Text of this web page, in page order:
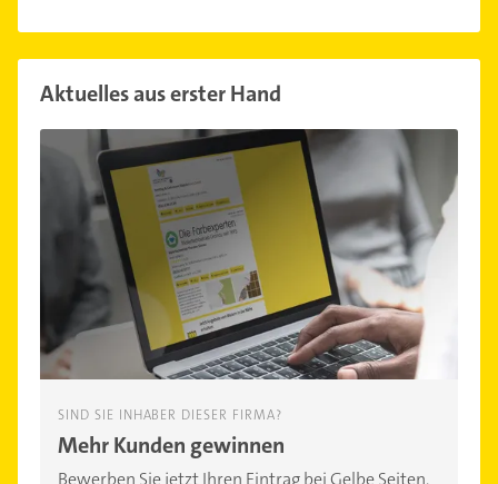
Aktuelles aus erster Hand
SIND SIE INHABER DIESER FIRMA?
Mehr Kunden gewinnen